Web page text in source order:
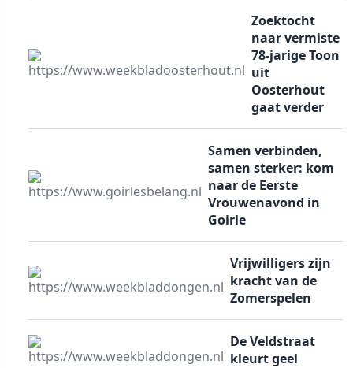
Zoektocht
naar vermiste
78-jarige Toon
uit
Oosterhout
gaat verder
Samen verbinden,
samen sterker: kom
naar de Eerste
Vrouwenavond in
Goirle
Vrijwilligers zijn
kracht van de
Zomerspelen
De Veldstraat
kleurt geel